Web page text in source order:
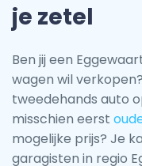
je zetel
Ben jij een
wagen wil
tweedehands auto
misschien eerst
mogelijke prijs? Je
garagisten in regio